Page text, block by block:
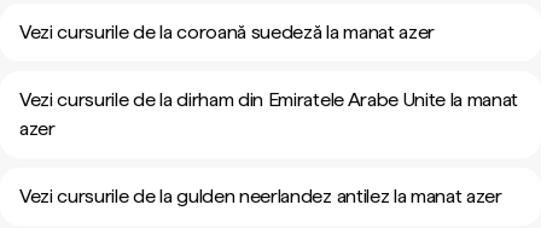
Vezi cursurile de la coroană suedeză la manat azer
Vezi cursurile de la dirham din Emiratele Arabe Unite la manat
azer
Vezi cursurile de la gulden neerlandez antilez la manat azer